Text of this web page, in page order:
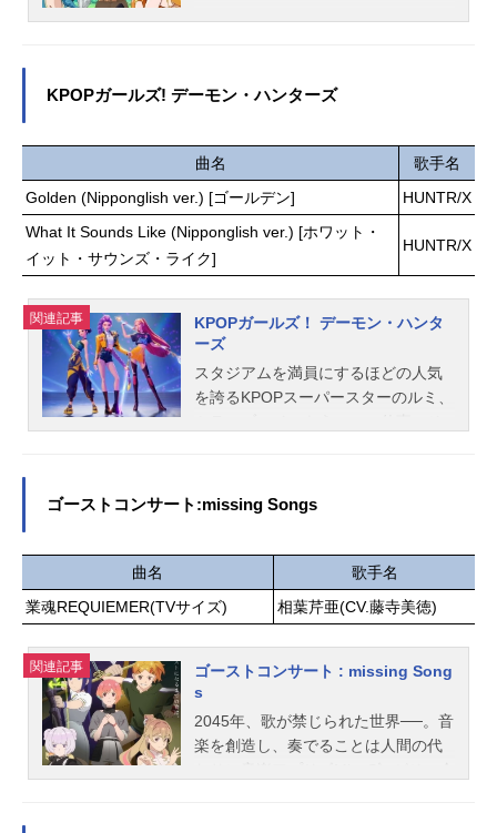
満ちるトトだが、彼女たちはその勇
キしただけで気絶してしまう極度の
人見知り勇者と、それぞれの目的の
為に勇者の命を狙う3人のハーレムデ
スラブコメディ!!作品名気絶勇者と暗
殺姫放送形態TVアニメスケジュール
か話数全12話キャストトト：武内駿
瞳ゴア：白石晴香スタッフ原作・原
案：のりしろちゃん作画：雪田幸路
監督：秋田谷典昭シリーズ構成：横
春 斉藤和也美術監督：李凡善色彩
リーチャー・プロップデザイン：バ
ーンストーム・デザインラボ 田中
俊成 由利聡 大山裕之撮影監督：
柳田貴志3D監督：濱村敏郎編集：瀧
川三智音響監督：大寺文彦音響制
作：マジックカプセル音楽：成田旬
音楽制作：ポニーキャニオンアニ
メ...
KPOPガールズ! デーモン・ハンターズ
曲名
歌手名
Golden (Nipponglish ver.) [ゴールデン]
HUNTR/X
What It Sounds Like (Nipponglish ver.) [ホワット・
イット・サウンズ・ライク]
HUNTR/X
関連記事
KPOPガールズ！ デーモン・ハンタ
ーズ
スタジアムを満員にするほどの人気
を誇るKPOPスーパースターのルミ、
と。作品名KPOPガールズ！デーモ
ン・ハンターズ放送形態配信スケジ
にてキャストルミ：寿美菜子／堤育
子（歌唱）ミラ：田村睦心／MARU
（歌唱）ゾーイ：渡谷美帆／横山愛
太グウィマ：土田大セリーヌ：樋口
あかりボビー：虎島貴明スタッフ監
督：マギー・カン公開開始年＆季節2
025アニメ映画『KPOPガールズ！デ
ゴーストコンサート:missing Songs
曲名
歌手名
業魂REQUIEMER(TVサイズ)
相葉芹亜(CV.藤寺美徳)
関連記事
ゴーストコンサート : missing Song
s
2045年、歌が禁じられた世界──。音
楽を創造し、奏でることは人間の代